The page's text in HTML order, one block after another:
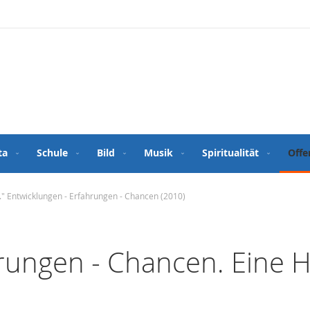
Schule Bild Musik Spiritualität
Entwicklungen - Erfahrungen - Chancen (2010)
- Chancen. Eine